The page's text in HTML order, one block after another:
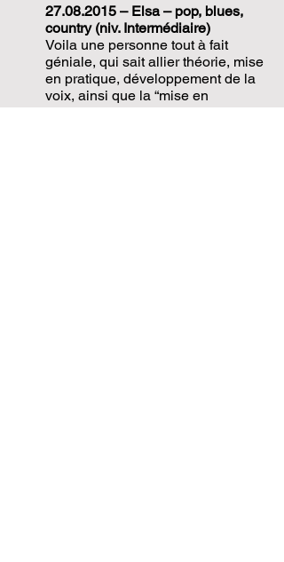
27.08.2015 – Elsa – pop, blues,
country (niv. Intermédiaire)
Voila une personne tout à fait
géniale, qui sait allier théorie, mise
en pratique, développement de la
voix, ainsi que la “mise en
confiance de soi-même. En